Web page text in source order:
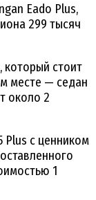
Eado Plus,
299 тысяч
который стоит
месте — седан
около 2
Plus с ценником
1